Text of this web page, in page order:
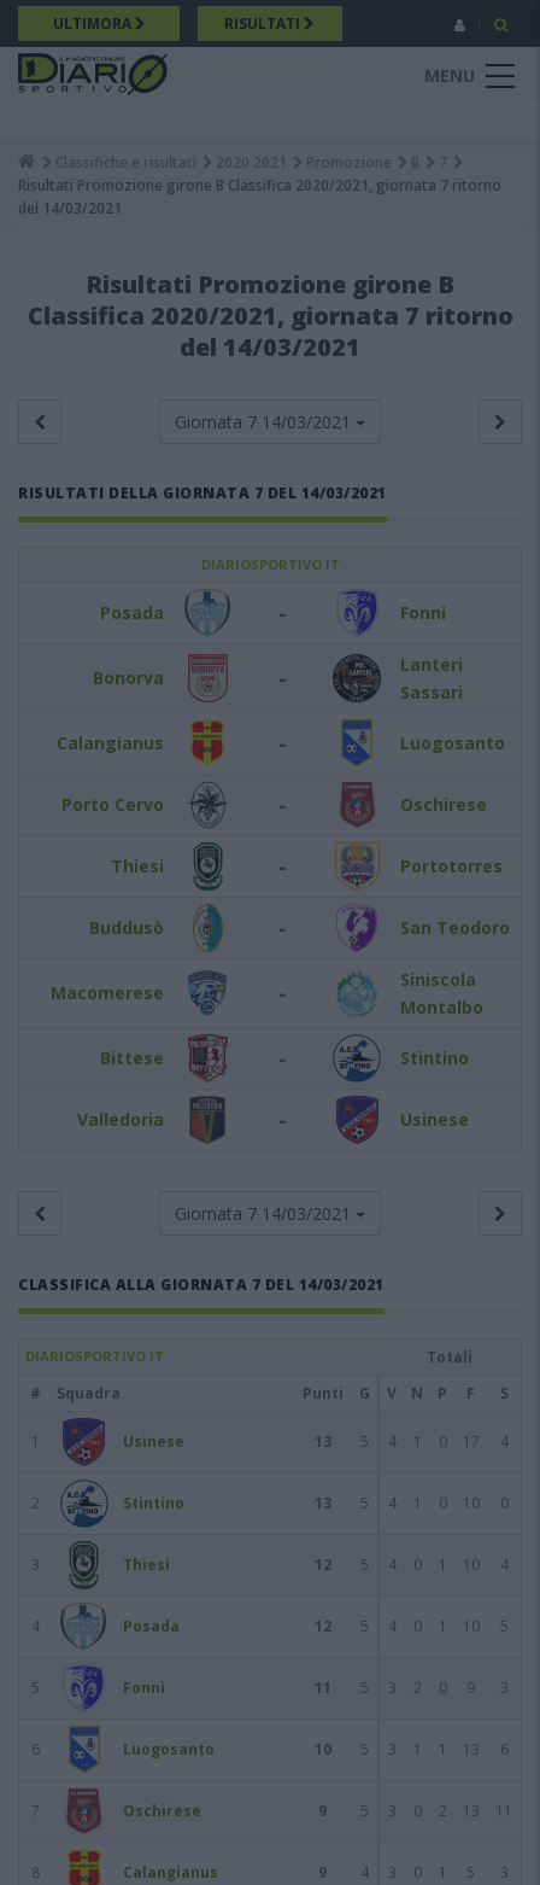
Salta
al
contenuto
principale
ULTIMORA RISULTATI
MENU
Breadcrumb
Classifiche e risultati 2020 2021 Promozione B
7
Risultati Promozione girone B Classifica 2020/2021, giornata 7 ritorno
del 14/03/2021
Risultati Promozione girone B
Classifica 2020/2021, giornata 7 ritorno
del 14/03/2021
Giornata 7 14/03/2021
RISULTATI DELLA GIORNATA 7 DEL 14/03/2021
DIARIOSPORTIVO.IT
Posada - Fonni
Bonorva -
Lanteri
Sassari
Calangianus - Luogosanto
Porto Cervo - Oschirese
Thiesi - Portotorres
Buddusò - San Teodoro
Macomerese -
Siniscola
Montalbo
Bittese - Stintino
Valledoria - Usinese
Giornata 7 14/03/2021
CLASSIFICA ALLA GIORNATA 7 DEL 14/03/2021
DIARIOSPORTIVO.IT
Totali
#
Squadra Punti G V N P F S
1 Usinese 13 5 4 1 0 17 4
2 Stintino 13 5 4 1 0 10 0
3 Thiesi 12 5 4 0 1 10 4
4 Posada 12 5 4 0 1 10 5
5 Fonni 11 5 3 2 0 9 3
6 Luogosanto 10 5 3 1 1 13 6
7 Oschirese 9 5 3 0 2 13 11
8 Calangianus 9 4 3 0 1 5 3